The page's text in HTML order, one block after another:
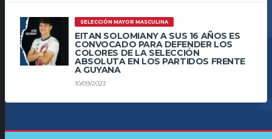
SELECCIÓN MAYOR MASCULINA
EITAN SOLOMIANY A SUS 16 AÑOS ES
CONVOCADO PARA DEFENDER LOS
COLORES DE LA SELECCIÓN
ABSOLUTA EN LOS PARTIDOS FRENTE
A GUYANA
10/09/2023